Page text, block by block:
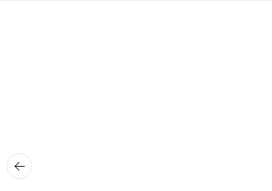
뒤로가
기